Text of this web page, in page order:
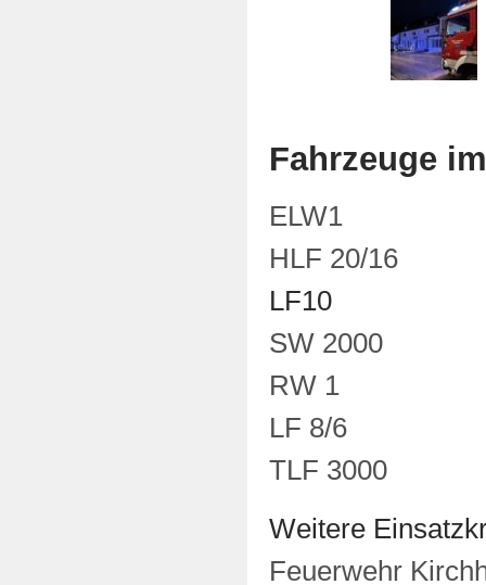
Fahrzeuge
ELW1
HLF 20/16
LF10
SW 2000
RW 1
LF 8/6
TLF 3000
Weitere
Feuerwehr